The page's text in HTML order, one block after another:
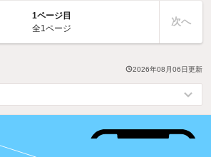
1ページ目
全1ページ
次へ
2026年08月06日更新